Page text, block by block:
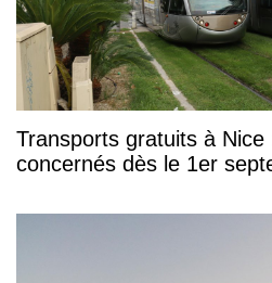
Transports gratuits à
concernés dès le 1er